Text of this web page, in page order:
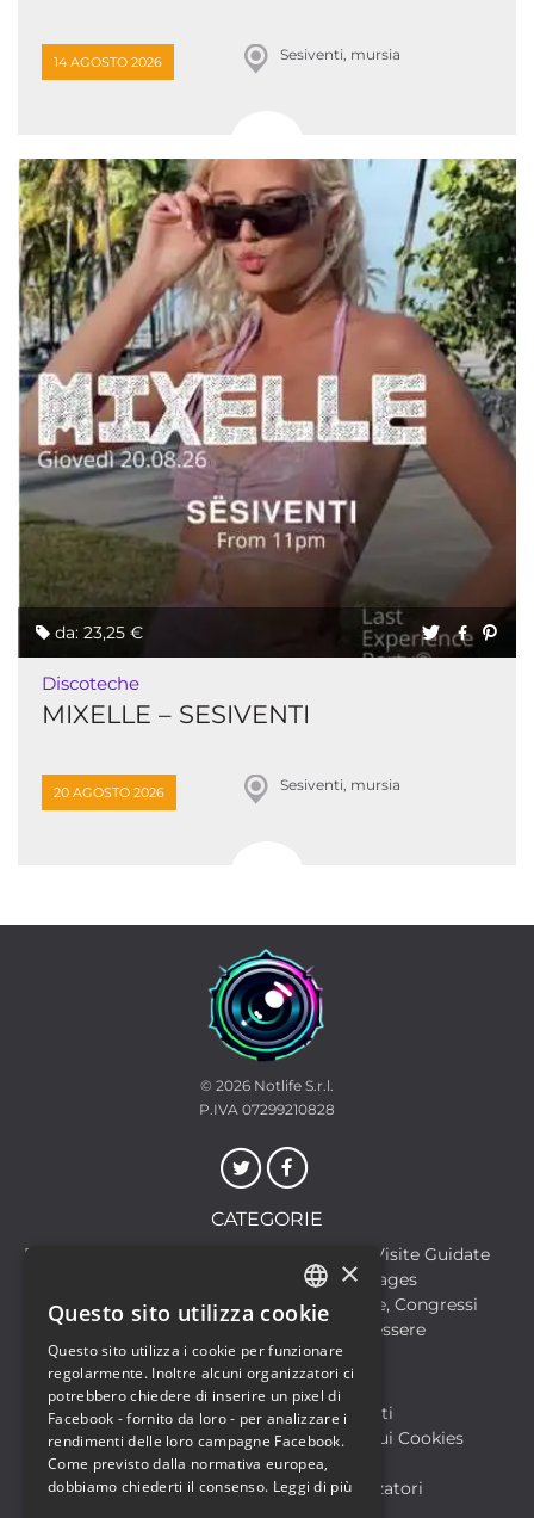
14 AGOSTO 2026 Sesiventi, mursia
da: 23,25 €
Discoteche
MIXELLE – SESIVENTI
20 AGOSTO 2026 Sesiventi, mursia
© 2026 Notlife S.r.l.
P.IVA 07299210828
CATEGORIE
Discoteche
Escursioni & Visite Guidate
Food & Beverages
Formazione
Meeting, Fiere, Congressi
Musica, Eventi Live, Club
Salute & Benessere
Sport & Motori
Biglietteria SIAE
Archivio Eventi
Informativa sulla Privacy
Informativa sui Cookies
Condizioni di utilizzo
Help
FAQ Utenti
FAQ Organizzatori
ITALIAN
ENGLISH
×
Questo sito utilizza cookie
Questo sito utilizza i cookie per funzionare
regolarmente. Inoltre alcuni organizzatori ci
potrebbero chiedere di inserire un pixel di
Facebook - fornito da loro - per analizzare i
rendimenti delle loro campagne Facebook.
Come previsto dalla normativa europea,
dobbiamo chiederti il consenso. Leggi di più